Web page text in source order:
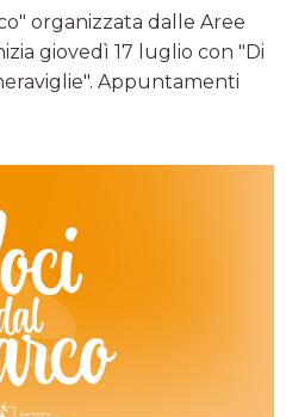
organizzata dalle Aree
giovedì 17 luglio con "Di
Appuntamenti